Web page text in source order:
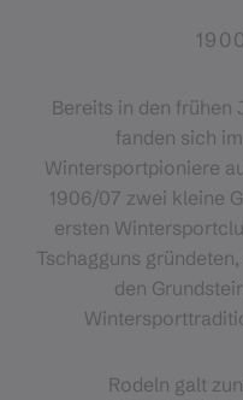
Bereits in den frühen
fanden sich
Wintersportpioniere
1906/07 zwei kleine
ersten
Tschagguns
den
Rodeln galt